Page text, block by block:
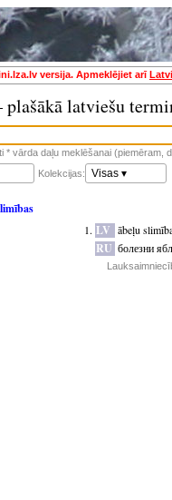
versija. Apmeklējiet arī
plašākā latviešu
* vārda daļu meklēšanai (piemēram,
Kolekcijas: Visas ▾
LV ābeļu
RU болезни